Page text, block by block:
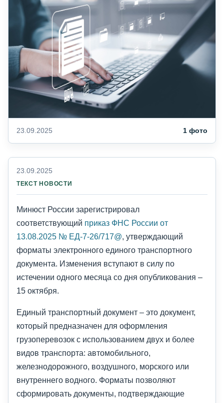
23.09.2025 1 фото
23.09.2025
ТЕКСТ НОВОСТИ
Минюст России зарегистрировал
соответствующий приказ ФНС России от
13.08.2025 № ЕД-7-26/717@, утверждающий
форматы электронного единого транспортного
документа. Изменения вступают в силу по
истечении одного месяца со дня опубликования –
15 октября.
Единый транспортный документ – это документ,
который предназначен для оформления
грузоперевозок с использованием двух и более
видов транспорта: автомобильного,
железнодорожного, воздушного, морского или
внутреннего водного. Форматы позволяют
сформировать документы, подтверждающие